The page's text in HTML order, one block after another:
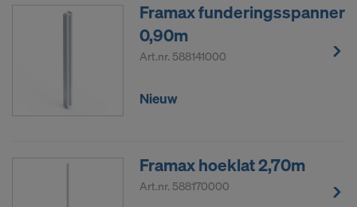
Framax funderingsspanner
0,90m
Art.nr. 588141000
Nieuw
Framax hoeklat 2,70m
Art.nr. 588170000